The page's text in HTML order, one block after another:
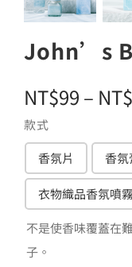
John’s
NT$99 – NT$
款式
香氛片 香氛
衣物織品香氛噴霧
不是使香味覆蓋在
子。